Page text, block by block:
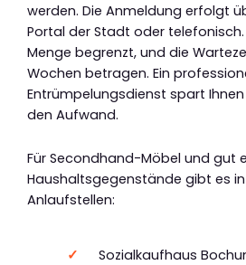
werden. Die Anmeldung erfolgt
Portal der Stadt oder
Menge begrenzt, und die
Wochen betragen. Ein
Entrümpelungsdienst spart
den Aufwand.
Für Secondhand-Möbel und gut
Haushaltsgegenstände gibt es
Anlaufstellen:
Sozialkaufhaus